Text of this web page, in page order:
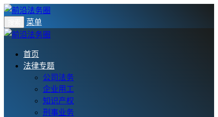
菜单
首页
法律专题
公司法务
企业用工
知识产权
刑事业务